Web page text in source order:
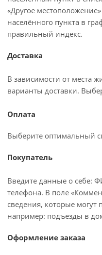
«Другое
населённого пункта в
правильный индекс.
Доставка
В зависимости от места
варианты доставки.
Оплата
Выберите оптимальный
Покупатель
Введите данные о себе:
телефона. В поле
сведения, которые могут
например: подъезды в
Оформление заказа